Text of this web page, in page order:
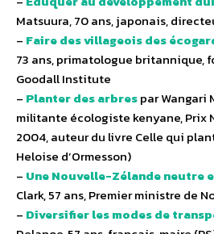
Matsuura, 70 ans, japonais,
– Faire des villageois des
73 ans, primatologue britannique,
Goodall Institute
– Planter des arbrespar Wangari
militante écologiste kenyane, Prix
2004, auteur du livre Celle qui
Heloise d’Ormesson)
– Une Nouvelle-Zélande neutre
Clark, 57 ans, Premier ministre de
– Diversifier les modes de